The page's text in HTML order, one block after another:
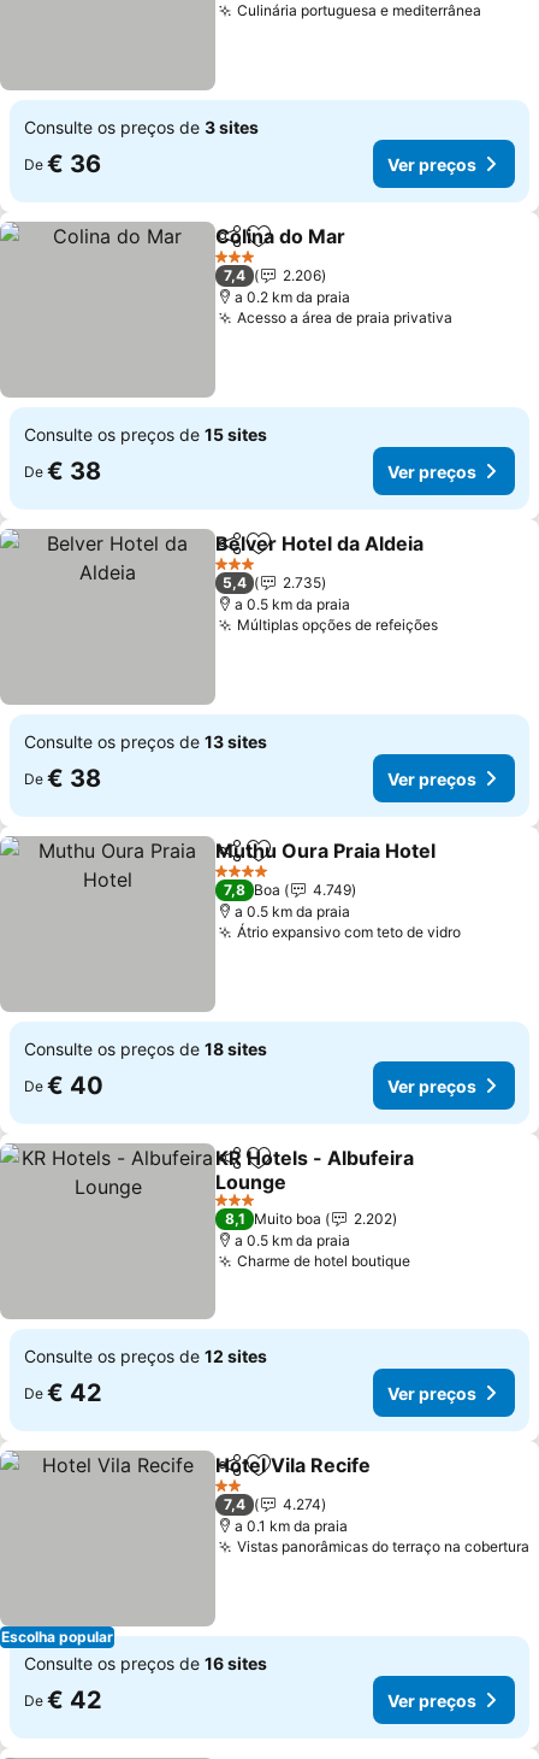
Culinária portuguesa e mediterrânea
Consulte os preços de 3 sites
De € 36 Ver preços
PartilharAdicionar aos favoritos
Colina do Mar
3 Estrelas
7,4
2.206
a 0.2 km da praia
Acesso a área de praia privativa
Consulte os preços de 15 sites
De € 38 Ver preços
PartilharAdicionar aos favoritos
Belver Hotel da Aldeia
3 Estrelas
5,4
2.735
a 0.5 km da praia
Múltiplas opções de refeições
Consulte os preços de 13 sites
De € 38 Ver preços
PartilharAdicionar aos favoritos
Muthu Oura Praia Hotel
4 Estrelas
7,8 Boa
4.749
a 0.5 km da praia
Átrio expansivo com teto de vidro
Consulte os preços de 18 sites
De € 40 Ver preços
PartilharAdicionar aos favoritos
KR Hotels - Albufeira
Lounge
3 Estrelas
8,1 Muito boa
2.202
a 0.5 km da praia
Charme de hotel boutique
Consulte os preços de 12 sites
De € 42 Ver preços
Escolha popular
PartilharAdicionar aos favoritos
Hotel Vila Recife
2 Estrelas
7,4
4.274
a 0.1 km da praia
Vistas panorâmicas do terraço na cobertura
Consulte os preços de 16 sites
De € 42 Ver preços